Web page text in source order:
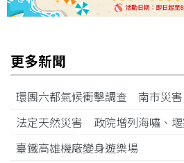
更多新聞
環團六都氣候衝擊調查 南市災
法定天然災害 政院增列海嘯、
臺鐵高雄機廠變身遊樂場